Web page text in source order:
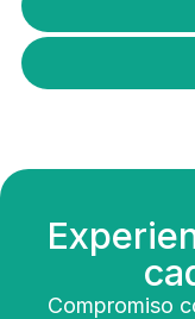
Compromiso